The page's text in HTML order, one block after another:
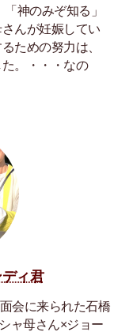
神のみぞ知る」
んが妊娠してい
ための努力は、
。・・・なの
ィ君
会に来られた石橋
ャ母さん×ジョー